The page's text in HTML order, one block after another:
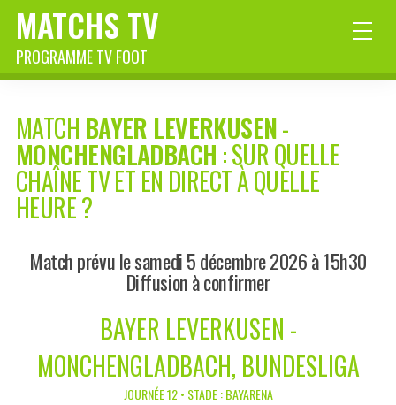
MATCHS TV
PROGRAMME TV FOOT
MATCH BAYER LEVERKUSEN-
MONCHENGLADBACH : SUR QUELLE
CHAÎNE TV ET EN DIRECT À QUELLE
HEURE ?
Match prévu le samedi 5 décembre 2026 à 15h30
Diffusion à confirmer
BAYER LEVERKUSEN -
MONCHENGLADBACH, BUNDESLIGA
JOURNÉE 12 • STADE : BAYARENA